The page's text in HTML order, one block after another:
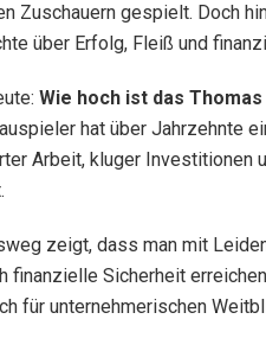
Zuschauern gespielt. Doch
über Erfolg, Fleiß und
Wie hoch ist das
hat über Jahrzehnte
Arbeit, kluger Investitionen
zeigt, dass man mit
finanzielle Sicherheit
für unternehmerischen